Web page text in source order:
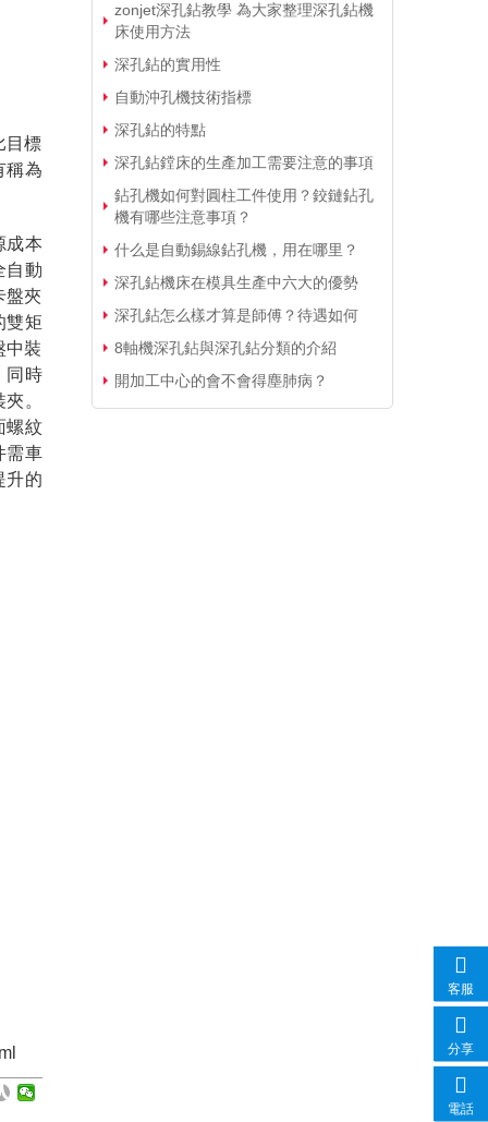
目標
稱為
成本
自動
盤夾
雙矩
中裝
同時
。
螺紋
需車
升的
zonjet深孔鉆教學 為大家整理深孔鉆機
床使用方法
深孔鉆的實用性
自動沖孔機技術指標
深孔鉆的特點
深孔鉆鏜床的生產加工需要注意的事項
鉆孔機如何對圓柱工件使用？鉸鏈鉆孔
機有哪些注意事項？
什么是自動錫線鉆孔機，用在哪里？
深孔鉆機床在模具生產中六大的優勢
深孔鉆怎么樣才算是師傅？待遇如何
8軸機深孔鉆與深孔鉆分類的介紹
開加工中心的會不會得塵肺病？
客服
分享
電話